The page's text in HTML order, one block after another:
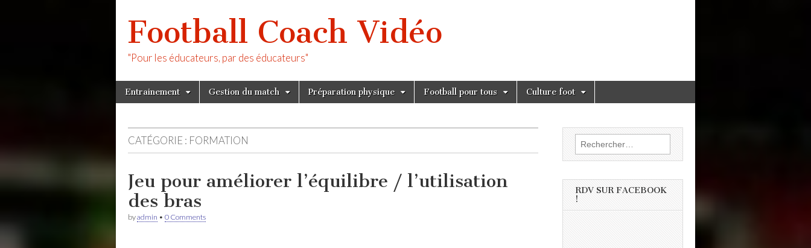
Football Coach Vidéo
"Pour les éducateurs, par des éducateurs"
Main
menu
Skip
Entrainement Gestion du match Préparation physique Football pour tous Culture foot
CATÉGORIE : FORMATION
Jeu pour améliorer l’équilibre / l’utilisation
des bras
byadmin • 0 Comments
Rechercher :
RDV SUR FACEBOOK
!